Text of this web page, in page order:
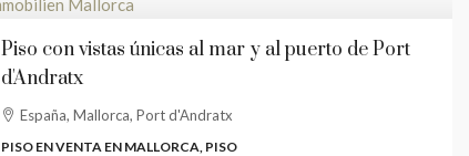
Piso con vistas únicas al mar y al puerto de Port
d'Andratx
España, Mallorca, Port d'Andratx
PISO EN VENTA EN MALLORCA, PISO